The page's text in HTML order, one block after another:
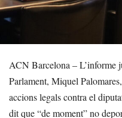
ACN Barcelona – L’informe
Parlament, Miquel
accions legals contra el
dit que “de moment” no